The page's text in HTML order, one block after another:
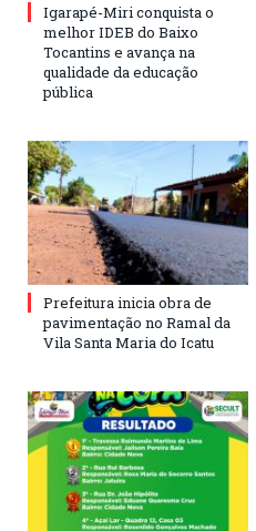
Igarapé-Miri conquista o
melhor IDEB do Baixo
Tocantins e avança na
qualidade da educação
pública
Prefeitura inicia obra de
pavimentação no Ramal da
Vila Santa Maria do Icatu